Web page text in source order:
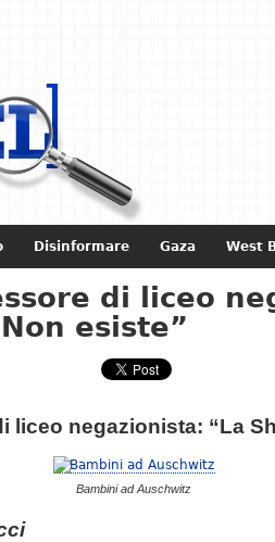
Disinformare Gaza West
di Israele
di liceo
esiste”
liceo negazionista: “La
Bambini ad Auschwitz